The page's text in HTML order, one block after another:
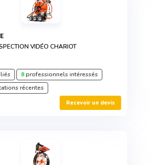
VIDÉO CHARIOT
8professionnels intéressés
récentes
Recevoir un devis